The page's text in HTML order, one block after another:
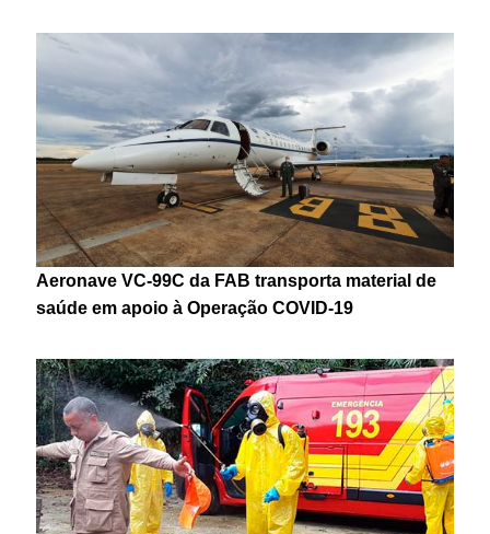
Aeronave VC-99C da FAB transporta material de
saúde em apoio à Operação COVID-19